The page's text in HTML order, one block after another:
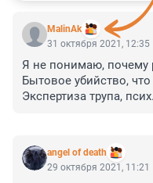
MalinAk
31 октября 2021, 12:35
Я не понимаю, почему
Бытовое убийство,
Экспертиза трупа,
angel of death
29 октября 2021, 11:21